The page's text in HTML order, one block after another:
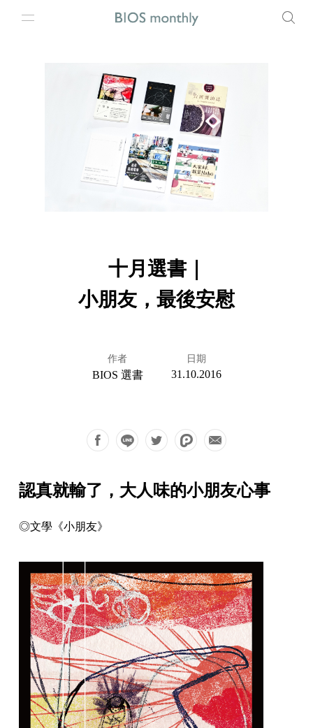
十月選書｜
小朋友，最後安慰
作者
BIOS 選書
日期
31.10.2016
認真就輸了，大人味的小朋友心事
◎文學《小朋友》